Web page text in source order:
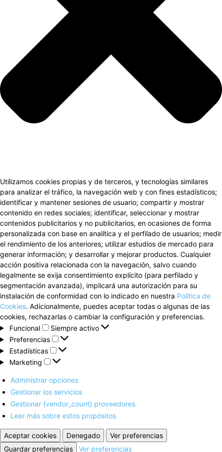
Utilizamos cookies propias y de terceros, y tecnologías similares
para analizar el tráfico, la navegación web y con fines estadísticos;
identificar y mantener sesiones de usuario; compartir y mostrar
contenido en redes sociales; identificar, seleccionar y mostrar
contenidos publicitarios y no publicitarios, en ocasiones de forma
personalizada con base en analítica y el perfilado de usuarios; medir
el rendimiento de los anteriores; utilizar estudios de mercado para
generar información; y desarrollar y mejorar productos. Cualquier
acción positiva relacionada con la navegación, salvo cuando
legalmente se exija consentimiento explícito (para perfilado y
segmentación avanzada), implicará una autorización para su
instalación de conformidad con lo indicado en nuestra Política de
Cookies. Adicionalmente, puedes aceptar todas o algunas de las
cookies, rechazarlas o cambiar la configuración y preferencias.
Funcional
Funcional
Siempre activo
Preferencias
Preferencias
Estadísticas
Estadísticas
Marketing
Marketing
Administrar opciones
Gestionar los servicios
Gestionar {vendor_count} proveedores
Leer más sobre estos propósitos
Aceptar cookies Denegado
Ver preferencias
Guardar preferencias
Ver preferencias